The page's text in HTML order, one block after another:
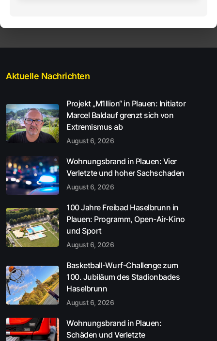
Aktuelle Nachrichten
Projekt „M1llion“ in Plauen: Initiator
Marcel Baldauf grenzt sich von
Extremismus ab
August 6, 2026
Wohnungsbrand in Plauen: Vier
Verletzte und hoher Sachschaden
August 6, 2026
100 Jahre Freibad Haselbrunn in
Plauen: Programm, Open-Air-Kino
und Sport
August 6, 2026
Basketball-Wurf-Challenge zum
100. Jubiläum des Stadionbades
Haselbrunn
August 6, 2026
Wohnungsbrand in Plauen:
Schäden und Verletzte